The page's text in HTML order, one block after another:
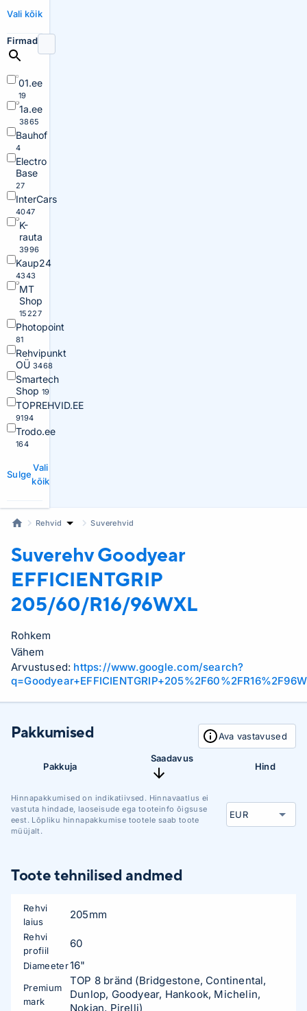
Vali kõik
Firmad
01.ee
19
1a.ee
3865
Bauhof
4
Electro
Base
27
InterCars
4047
K-
rauta
3996
Kaup24
4343
MT
Shop
15227
Photopoint
81
Rehvipunkt
OÜ 3468
Smartech
Shop 19
TOPREHVID.EE
9194
Trodo.ee
164
Sulge
Vali
kõik
Rehvid Suverehvid
Suverehv Goodyear
EFFICIENTGRIP
205/60/R16/96WXL
Rohkem
Vähem
Arvustused: https://www.google.com/search?
Pakkumised Ava vastavused
Pakkuja
Saadavus
Hind
Hinnapakkumised on indikatiivsed. Hinnavaatlus ei
vastuta hindade, laoseisude ega tooteinfo õigsuse
eest. Lõpliku hinnapakkumise tootele saab toote
müüjalt.
Toote tehnilised andmed
Rehvi
laius
205mm
Rehvi
profiil
60
Diameeter16"
Premium
mark
TOP 8 bränd (Bridgestone, Continental,
Dunlop, Goodyear, Hankook, Michelin,
Nokian, Pirelli)